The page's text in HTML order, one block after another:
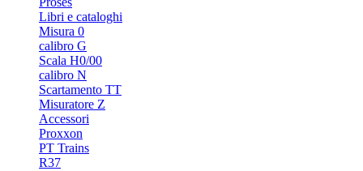
Libri e cataloghi
Misura 0
calibro G
Scala H0/00
calibro N
Scartamento TT
Misuratore Z
Accessori
Proxxon
PT Trains
R37